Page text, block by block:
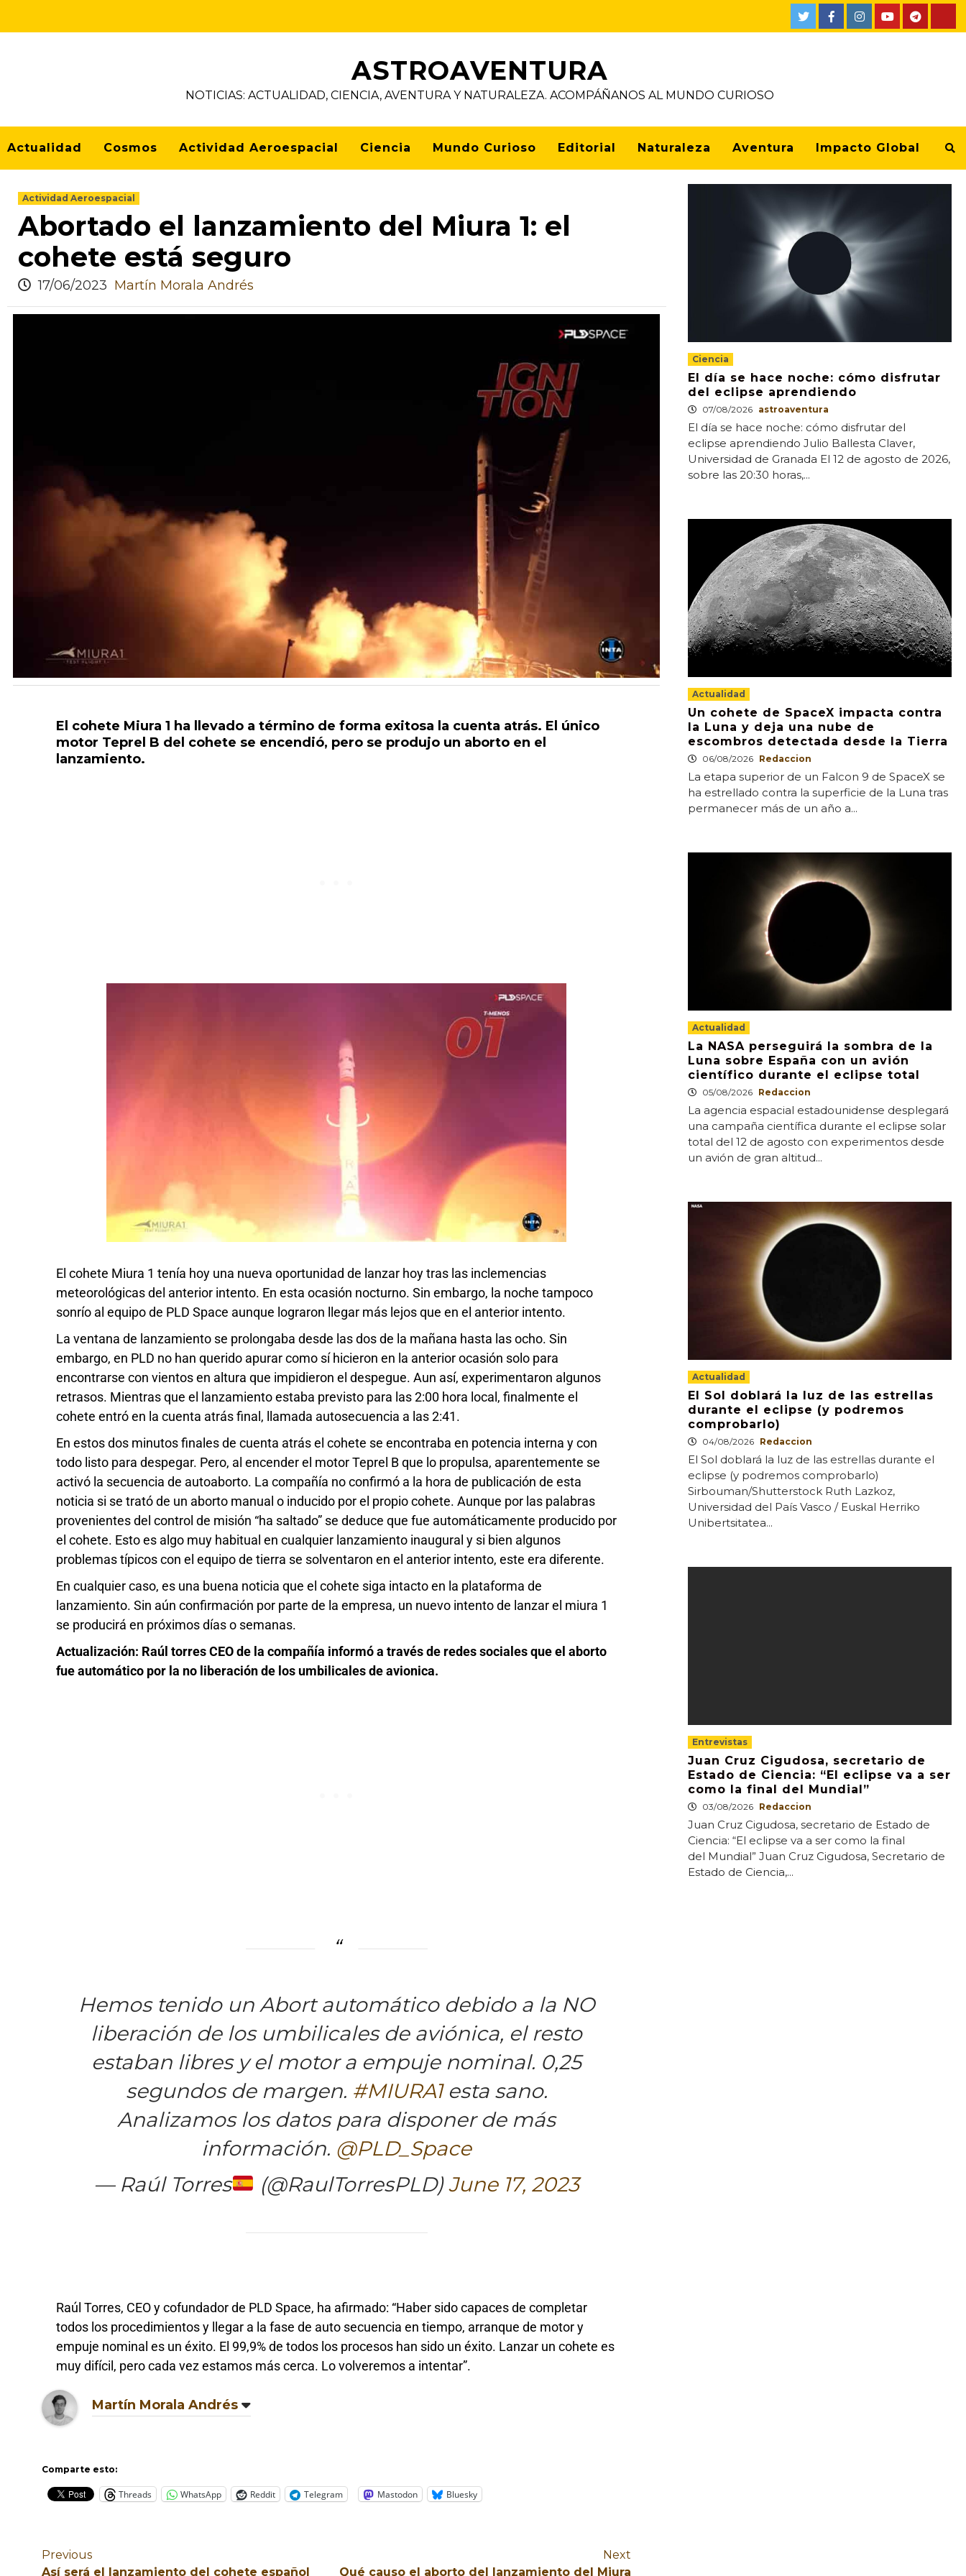
ASTROAVENTURA
NOTICIAS: ACTUALIDAD, CIENCIA, AVENTURA Y NATURALEZA. ACOMPÁÑANOS AL MUNDO CURIOSO
Actualidad Cosmos Actividad Aeroespacial Ciencia Mundo Curioso Editorial Naturaleza Aventura Impacto Global
Actividad Aeroespacial
Abortado el lanzamiento del Miura 1: el
cohete está seguro
17/06/2023 Martín Morala Andrés
El cohete Miura 1 ha llevado a término de forma exitosa la cuenta atrás. El único
motor Teprel B del cohete se encendió, pero se produjo un aborto en el
lanzamiento.
El cohete Miura 1 tenía hoy una nueva oportunidad de lanzar hoy tras las inclemencias
meteorológicas del anterior intento. En esta ocasión nocturno. Sin embargo, la noche tampoco
sonrío al equipo de PLD Space aunque lograron llegar más lejos que en el anterior intento.
La ventana de lanzamiento se prolongaba desde las dos de la mañana hasta las ocho. Sin
embargo, en PLD no han querido apurar como sí hicieron en la anterior ocasión solo para
encontrarse con vientos en altura que impidieron el despegue. Aun así, experimentaron algunos
retrasos. Mientras que el lanzamiento estaba previsto para las 2:00 hora local, finalmente el
cohete entró en la cuenta atrás final, llamada autosecuencia a las 2:41.
En estos dos minutos finales de cuenta atrás el cohete se encontraba en potencia interna y con
todo listo para despegar. Pero, al encender el motor Teprel B que lo propulsa, aparentemente se
activó la secuencia de autoaborto. La compañía no confirmó a la hora de publicación de esta
noticia si se trató de un aborto manual o inducido por el propio cohete. Aunque por las palabras
provenientes del control de misión “ha saltado” se deduce que fue automáticamente producido por
el cohete. Esto es algo muy habitual en cualquier lanzamiento inaugural y si bien algunos
problemas típicos con el equipo de tierra se solventaron en el anterior intento, este era diferente.
En cualquier caso, es una buena noticia que el cohete siga intacto en la plataforma de
lanzamiento. Sin aún confirmación por parte de la empresa, un nuevo intento de lanzar el miura 1
se producirá en próximos días o semanas.
Actualización: Raúl torres CEO de la compañía informó a través de redes sociales que el aborto
fue automático por la no liberación de los umbilicales de avionica.
Hemos tenido un Abort automático debido a la NO
liberación de los umbilicales de aviónica, el resto
estaban libres y el motor a empuje nominal. 0,25
segundos de margen. #MIURA1esta sano.
Analizamos los datos para disponer de más
información. @PLD_Space
— Raúl Torres
(@RaulTorresPLD)June 17, 2023
Raúl Torres, CEO y cofundador de PLD Space, ha afirmado: “Haber sido capaces de completar
todos los procedimientos y llegar a la fase de auto secuencia en tiempo, arranque de motor y
empuje nominal es un éxito. El 99,9% de todos los procesos han sido un éxito. Lanzar un cohete es
muy difícil, pero cada vez estamos más cerca. Lo volveremos a intentar”.
Martín Morala Andrés
Comparte esto:
Threads WhatsApp Reddit Telegram Mastodon Bluesky
Previous
Así será el lanzamiento del cohete español
Next
Qué causo el aborto del lanzamiento del Miura
Ciencia
El día se hace noche: cómo disfrutar
del eclipse aprendiendo
07/08/2026 astroaventura
El día se hace noche: cómo disfrutar del
eclipse aprendiendo Julio Ballesta Claver,
Universidad de Granada El 12 de agosto de 2026,
sobre las 20:30 horas,...
Actualidad
Un cohete de SpaceX impacta contra
la Luna y deja una nube de
escombros detectada desde la Tierra
06/08/2026 Redaccion
La etapa superior de un Falcon 9 de SpaceX se
ha estrellado contra la superficie de la Luna tras
permanecer más de un año a...
Actualidad
La NASA perseguirá la sombra de la
Luna sobre España con un avión
científico durante el eclipse total
05/08/2026 Redaccion
La agencia espacial estadounidense desplegará
una campaña científica durante el eclipse solar
total del 12 de agosto con experimentos desde
un avión de gran altitud...
Actualidad
El Sol doblará la luz de las estrellas
durante el eclipse (y podremos
comprobarlo)
04/08/2026 Redaccion
El Sol doblará la luz de las estrellas durante el
eclipse (y podremos comprobarlo)
Sirbouman/Shutterstock Ruth Lazkoz,
Universidad del País Vasco / Euskal Herriko
Unibertsitatea...
Entrevistas
Juan Cruz Cigudosa, secretario de
Estado de Ciencia: “El eclipse va a ser
como la final del Mundial”
03/08/2026 Redaccion
Juan Cruz Cigudosa, secretario de Estado de
Ciencia: “El eclipse va a ser como la final
del Mundial” Juan Cruz Cigudosa, Secretario de
Estado de Ciencia,...